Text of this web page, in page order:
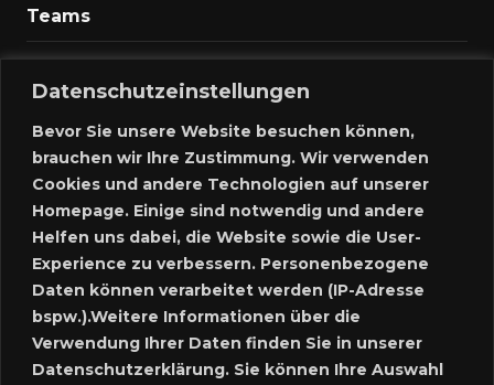
Datenschutzeinstellungen
Bevor Sie unsere Website besuchen können,
brauchen wir Ihre Zustimmung. Wir verwenden
Cookies und andere Technologien auf unserer
Homepage. Einige sind notwendig und andere
Helfen uns dabei, die Website sowie die User-
Experience zu verbessern. Personenbezogene
Daten können verarbeitet werden (IP-Adresse
bspw.).Weitere Informationen über die
Verwendung Ihrer Daten finden Sie in unserer
Datenschutzerklärung. Sie können Ihre Auswahl
Teams
Spielfelder
Kontakt
Anmelden
Meine Inserate
Neues Inserat schalten
Marktplatz – Registrierung